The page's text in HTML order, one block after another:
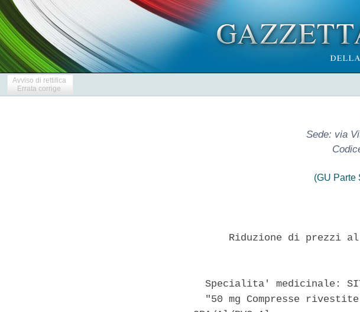
Avviso di rettifica
Errata corrige
Sede: via
(GU Parte
Riduzione di prezzi
Specialita' medicinale:
"50 mg Compresse